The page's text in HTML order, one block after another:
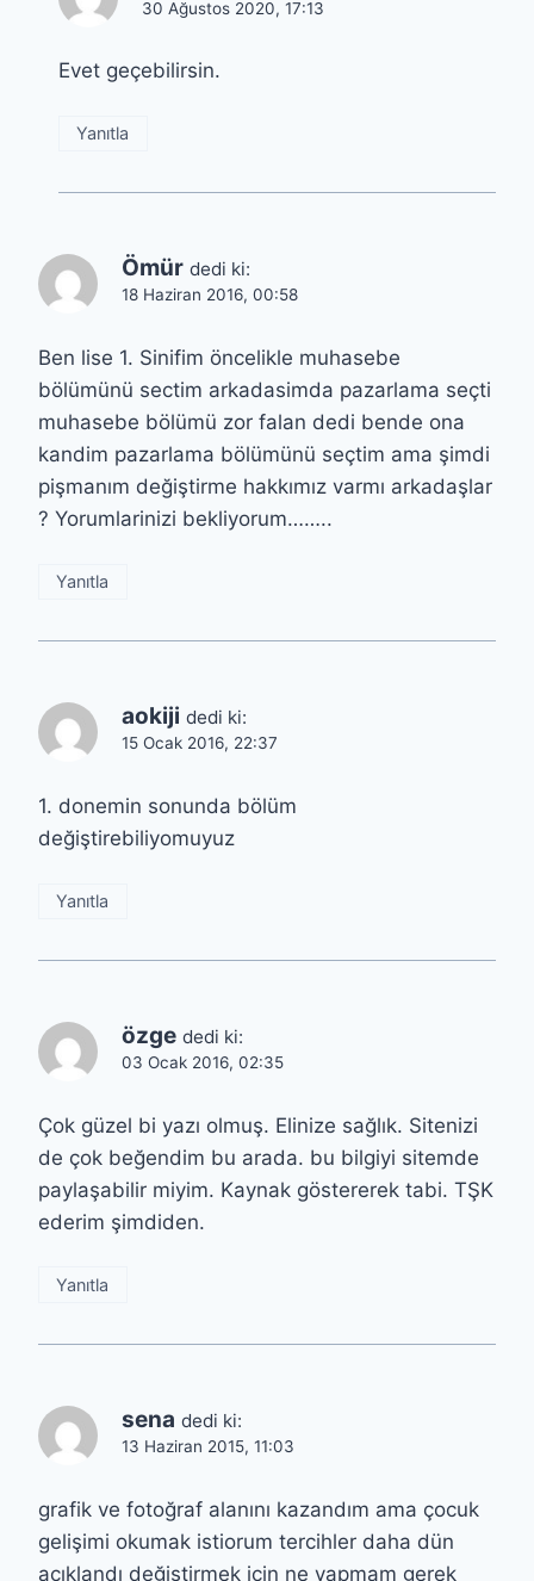
30 Ağustos 2020, 17:13
Evet geçebilirsin.
Yanıtla
Ömür dedi ki:
18 Haziran 2016, 00:58
Ben lise 1. Sinifim öncelikle muhasebe
bölümünü sectim arkadasimda pazarlama seçti
muhasebe bölümü zor falan dedi bende ona
kandim pazarlama bölümünü seçtim ama şimdi
pişmanım değiştirme hakkımız varmı arkadaşlar
? Yorumlarinizi bekliyorum……..
Yanıtla
aokiji dedi ki:
15 Ocak 2016, 22:37
1. donemin sonunda bölüm
değiştirebiliyomuyuz
Yanıtla
özge dedi ki:
03 Ocak 2016, 02:35
Çok güzel bi yazı olmuş. Elinize sağlık. Sitenizi
de çok beğendim bu arada. bu bilgiyi sitemde
paylaşabilir miyim. Kaynak göstererek tabi. TŞK
ederim şimdiden.
Yanıtla
sena dedi ki:
13 Haziran 2015, 11:03
grafik ve fotoğraf alanını kazandım ama çocuk
gelişimi okumak istiorum tercihler daha dün
açıklandı değiştirmek için ne yapmam gerek